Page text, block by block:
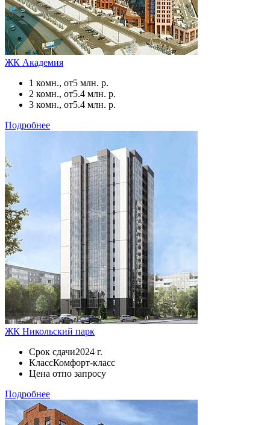
ЖК Академия
1 комн., от5 млн. р.
2 комн., от5.4 млн. р.
3 комн., от5.4 млн. р.
Подробнее
ЖК Никольский парк
Срок сдачи2024 г.
КлассКомфорт-класс
Цена отпо запросу
Подробнее